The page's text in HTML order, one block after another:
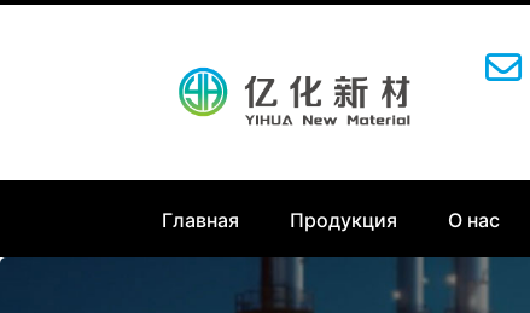
Главная Продукция О нас